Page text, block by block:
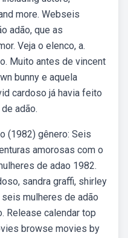
more. Webseis
adão, que as
Veja o elenco, a.
Muito antes de vincent
bunny e aquela
cardoso já havia feito
adão.
(1982) gênero: Seis
amorosas com o
de adao 1982.
sandra graffi, shirley
mulheres de adão
Release calendar top
browse movies by